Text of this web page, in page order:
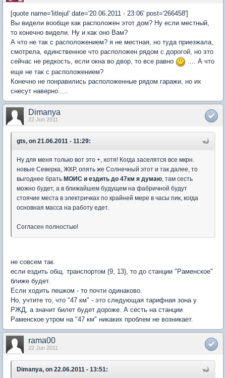
[quote name='litlejul' date='20.06.2011 - 23:06' post='266458']
Вы видели вообще как расположен этот дом? Ну если местный,
то конечно видели. Ну и как оно Вам?
А что не так с расположением? я не местная, но туда приезжала,
смотрела, единственное что расположен рядом с дорогой, но это
сейчас не редкость, если окна во двор, то все равно
.... А что
еще не так с расположением?
Конечно не понравились расположенные рядом гаражи, но их
снесут наверно.....
Dimanya
22 Jun 2011
gts, on 21.06.2011 - 11:29:
Ну для меня только вот это +, хотя! Когда заселятся все мкрн.
новые Северка, ЖКР, опять же Солнечный этот и так далее, то
выгоднее брать МОИС и ездить до 47км я думаю , там сесть
можно будет, а в ближайшем будущем на фабричной будут
стоячие места в электричках по крайней мере в часы пик, когда
основная масса на работу едет.
Согласен полностью!
не совсем так.
если ездить общ. транспортом (9, 13), то до станции "Раменское"
ближе будет.
Если ходить пешком - то почти одинаково.
Но, учтите то, что "47 км" - это следующая тарифная зона у
РЖД, а значит билет будет дороже. А сесть на станции
Раменское утром на "47 км" никаких проблем не возникает.
rama00
22 Jun 2011
Dimanya, on 22.06.2011 - 13:51: